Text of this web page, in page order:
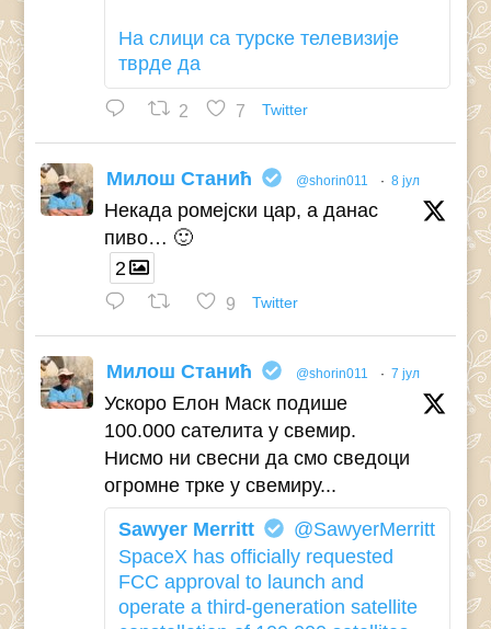
На слици са турске телевизије
тврде да
2 7 Twitter
Милош Станић @shorin011 · 8 јул
Некада ромејски цар, а данас
пиво… 🙂
2
9 Twitter
Милош Станић @shorin011 · 7 јул
Ускоро Елон Маск подише
100.000 сателита у свемир.
Нисмо ни свесни да смо сведоци
огромне трке у свемиру...
Sawyer Merritt
@SawyerMerritt
SpaceX has officially requested
FCC approval to launch and
operate a third-generation satellite